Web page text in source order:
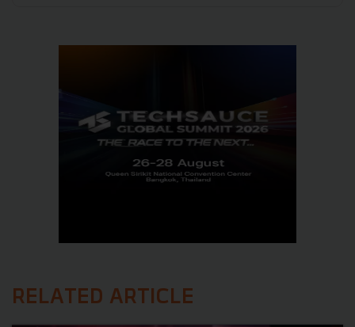
RELATED ARTICLE